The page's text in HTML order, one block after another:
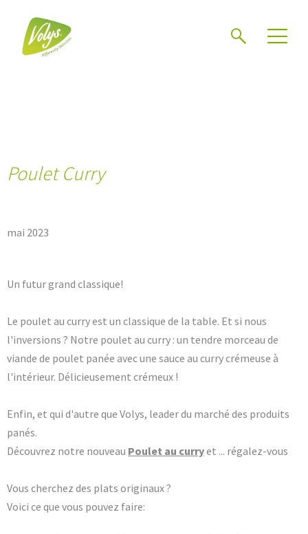
Poulet Curry
mai 2023
Un futur grand classique!
Le poulet au curry est un classique de la table. Et si nous
l'inversions ? Notre poulet au curry : un tendre morceau de
viande de poulet panée avec une sauce au curry crémeuse à
l'intérieur. Délicieusement crémeux !
Enfin, et qui d'autre que Volys, leader du marché des produits
panés.
Découvrez notre nouveau Poulet au curryet ... régalez-vous
Vous cherchez des plats originaux ?
Voici ce que vous pouvez faire: